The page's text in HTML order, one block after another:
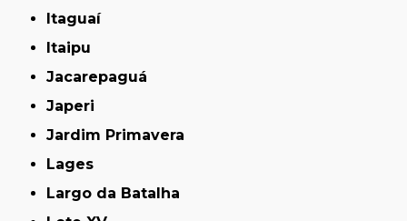
Itaguaí
Itaipu
Jacarepaguá
Japeri
Jardim Primavera
Lages
Largo da Batalha